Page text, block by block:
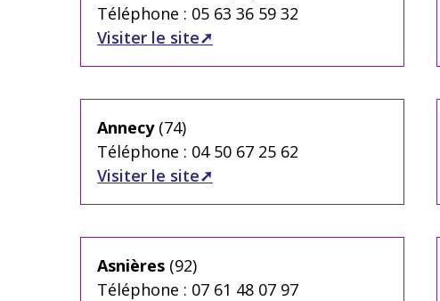
Téléphone : 05 63 36 59 32
Visiter le site
Annecy(74)
Téléphone : 04 50 67 25 62
Visiter le site
Asnières (92)
Téléphone : 07 61 48 07 97